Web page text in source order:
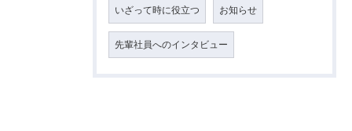
いざって時に役立つ お知らせ
先輩社員へのインタビュー